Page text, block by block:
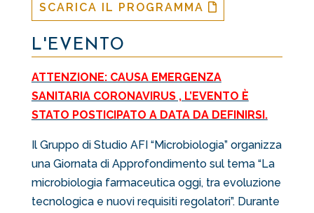
SCARICA IL PROGRAMMA
L'EVENTO
ATTENZIONE: CAUSA EMERGENZA
SANITARIA CORONAVIRUS , L’EVENTO È
STATO POSTICIPATO A DATA DA DEFINIRSI.
Il Gruppo di Studio AFI “Microbiologia” organizza
una Giornata di Approfondimento sul tema “La
microbiologia farmaceutica oggi, tra evoluzione
tecnologica e nuovi requisiti regolatori”. Durante